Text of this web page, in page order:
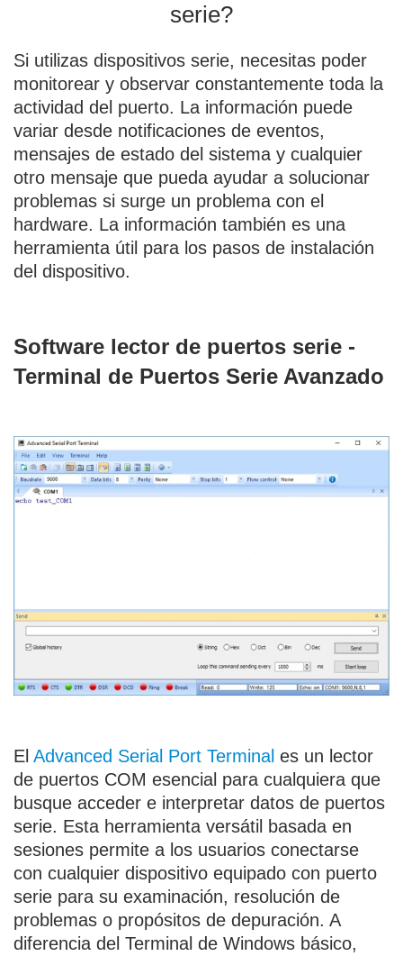
serie?
Si utilizas dispositivos serie, necesitas poder
monitorear y observar constantemente toda la
actividad del puerto. La información puede
variar desde notificaciones de eventos,
mensajes de estado del sistema y cualquier
otro mensaje que pueda ayudar a solucionar
problemas si surge un problema con el
hardware. La información también es una
herramienta útil para los pasos de instalación
del dispositivo.
Software lector de puertos serie -
Terminal de Puertos Serie Avanzado
El Advanced Serial Port Terminal es un lector
de puertos COM esencial para cualquiera que
busque acceder e interpretar datos de puertos
serie. Esta herramienta versátil basada en
sesiones permite a los usuarios conectarse
con cualquier dispositivo equipado con puerto
serie para su examinación, resolución de
problemas o propósitos de depuración. A
diferencia del Terminal de Windows básico,